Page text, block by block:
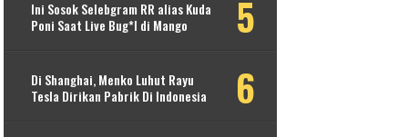
Ini Sosok Selebgram RR alias Kuda
Poni Saat Live Bug*l di Mango
Di Shanghai, Menko Luhut Rayu
Tesla Dirikan Pabrik Di Indonesia